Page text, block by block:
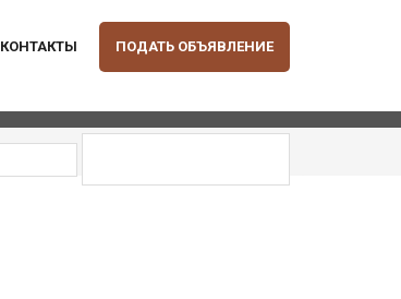
КОНТАКТЫ ПОДАТЬ ОБЪЯВЛЕНИЕ